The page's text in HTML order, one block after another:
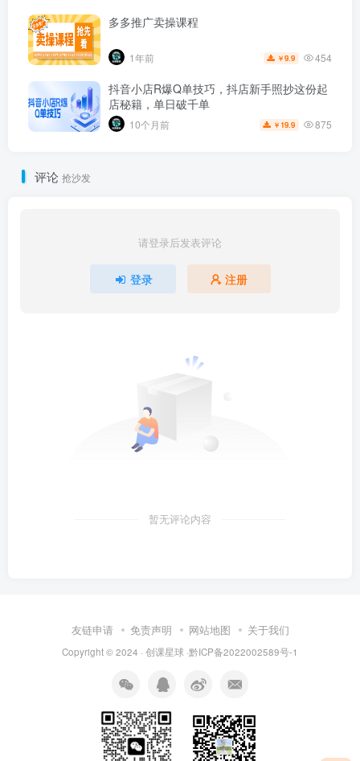
多多推广卖操课程
1年前 ￥9.9 454
抖音小店R爆Q单技巧，抖店新手照抄这份起
店秘籍，单日破千单
10个月前 ￥ 19.9 875
评论 抢沙发
请登录后发表评论
登录 注册
暂无评论内容
友链申请 免责声明 网站地图 关于我们
Copyright © 2024 · 创课星球 ·黔ICP备2022002589号-1